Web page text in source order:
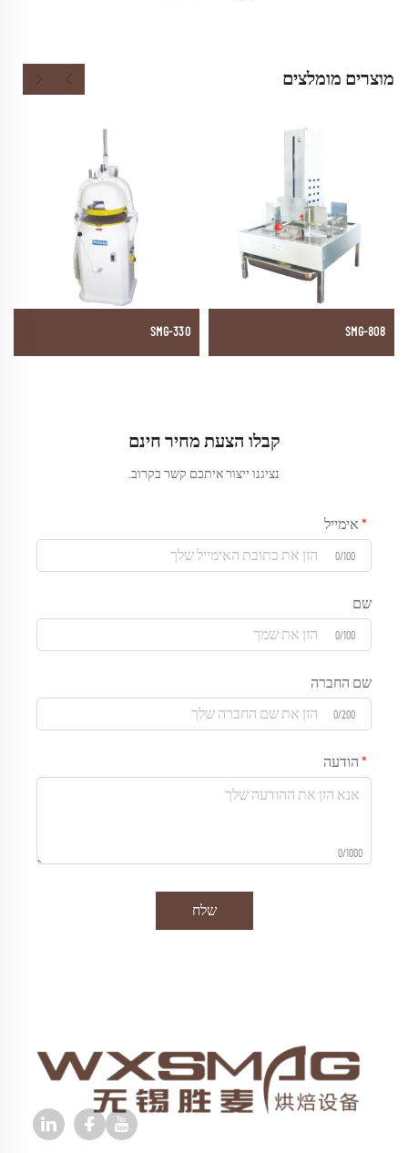
מוצרים מומלצים
SMG-808
SMG-330
קבלו הצעת מחיר חינם
נציגנו ייצור איתכם קשר בקרוב.
אימייל
0/100
שם
0/100
שם החברה
0/200
הודעה
0/1000
שלח